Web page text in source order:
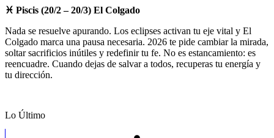
♓ Piscis (20/2 – 20/3) El Colgado
Nada se resuelve apurando. Los eclipses activan tu eje vital y El
Colgado marca una pausa necesaria. 2026 te pide cambiar la mirada,
soltar sacrificios inútiles y redefinir tu fe. No es estancamiento: es
reencuadre. Cuando dejas de salvar a todos, recuperas tu energía y
tu dirección.
Lo Último